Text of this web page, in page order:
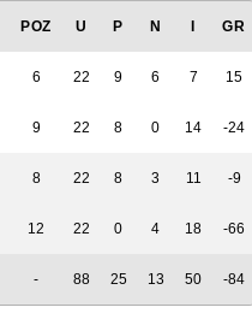
POZ U P N GR
6 22 9 6 7 15
9 22 8 0 14 -24
8 22 8 3 11 -9
12 22 0 4 18 -66
- 88 25 13 50 -84